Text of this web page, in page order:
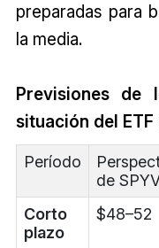
preparadas para
la media.
Previsiones de
situación del ETF
Período
de
Corto
plazo
$48–52